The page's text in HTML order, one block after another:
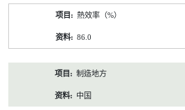
熱效率（%）
86.0
制造地方
中国